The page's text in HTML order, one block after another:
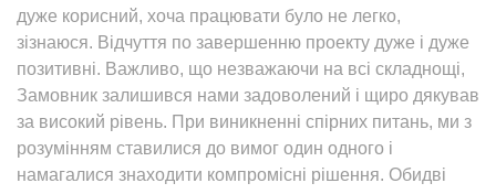
дуже корисний, хоча працювати було не легко,
зізнаюся. Відчуття по завершенню проекту дуже і дуже
позитивні. Важливо, що незважаючи на всі складнощі,
Замовник залишився нами задоволений і щиро дякував
за високий рівень. При виникненні спірних питань, ми з
розумінням ставилися до вимог один одного і
намагалися знаходити компромісні рішення. Обидві